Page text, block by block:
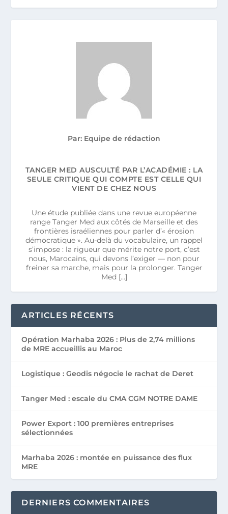
Par: Equipe de rédaction
TANGER MED AUSCULTÉ PAR L’ACADÉMIE : LA
SEULE CRITIQUE QUI COMPTE EST CELLE QUI
VIENT DE CHEZ NOUS
Une étude publiée dans une revue européenne
range Tanger Med aux côtés de Marseille et des
frontières israéliennes pour parler d’« érosion
démocratique ». Au-delà du vocabulaire, un rappel
s’impose : la rigueur que mérite notre port, c’est
nous, Marocains, qui devons l’exiger — non pour
freiner sa marche, mais pour la prolonger. Tanger
Med […]
ARTICLES RÉCENTS
Opération Marhaba 2026 : Plus de 2,74 millions
de MRE accueillis au Maroc
Logistique : Geodis négocie le rachat de Deret
Tanger Med : escale du CMA CGM NOTRE DAME
Power Export : 100 premières entreprises
sélectionnées
Marhaba 2026 : montée en puissance des flux
MRE
DERNIERS COMMENTAIRES